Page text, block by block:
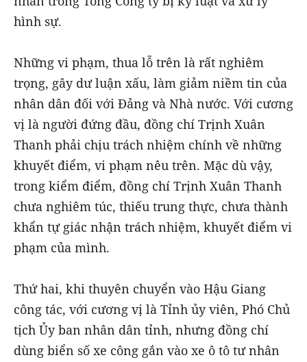
hình sự.
Những vi phạm, thua lỗ trên là rất nghiêm
trọng, gây dư luận xấu, làm giảm niềm tin của
nhân dân đối với Đảng và Nhà nước. Với cương
vị là người đứng đầu, đồng chí Trịnh Xuân
Thanh phải chịu trách nhiệm chính về những
khuyết điểm, vi phạm nêu trên. Mặc dù vậy,
trong kiểm điểm, đồng chí Trịnh Xuân Thanh
chưa nghiêm túc, thiếu trung thực, chưa thành
khẩn tự giác nhận trách nhiệm, khuyết điểm vi
phạm của mình.
Thứ hai, khi thuyên chuyển vào Hậu Giang
công tác, với cương vị là Tỉnh ủy viên, Phó Chủ
tịch Ủy ban nhân dân tỉnh, nhưng đồng chí
dùng biển số xe công gắn vào xe ô tô tư nhân